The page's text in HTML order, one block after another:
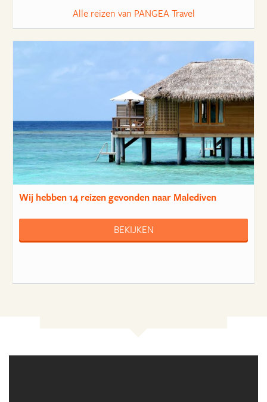
Alle reizen van PANGEA Travel
Wij hebben14 reizengevonden naar Malediven
BEKIJKEN